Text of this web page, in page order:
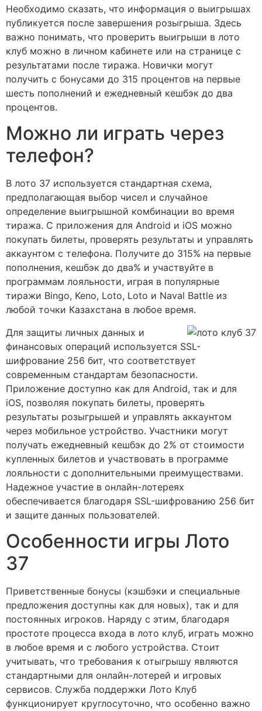
Необходимо сказать, что информация о выигрышах
публикуется после завершения розыгрыша. Здесь
важно понимать, что проверить выигрыши в лото
клуб можно в личном кабинете или на странице с
результатами после тиража. Новички могут
получить с бонусами до 315 процентов на первые
шесть пополнений и ежедневный кешбэк до два
процентов.
Можно ли играть через
телефон?
В лото 37 используется стандартная схема,
предполагающая выбор чисел и случайное
определение выигрышной комбинации во время
тиража. С приложения для Android и iOS можно
покупать билеты, проверять результаты и управлять
аккаунтом с телефона. Получите до 315% на первые
пополнения, кешбэк до два% и участвуйте в
программам лояльности, играя в популярные
тиражи Bingo, Keno, Loto, Loto и Naval Battle из
любой точки Казахстана в любое время.
Для защиты личных данных и
финансовых операций используется SSL-
шифрование 256 бит, что соответствует
современным стандартам безопасности.
Приложение доступно как для Android, так и для
iOS, позволяя покупать билеты, проверять
результаты розыгрышей и управлять аккаунтом
через мобильное устройство. Участники могут
получать ежедневный кешбэк до 2% от стоимости
купленных билетов и участвовать в программе
лояльности с дополнительными преимуществами.
Надежное участие в онлайн-лотереях
обеспечивается благодаря SSL-шифрованию 256 бит
и защите данных пользователей.
Особенности игры Лото
37
Приветственные бонусы (кэшбэки и специальные
предложения доступны как для новых), так и для
постоянных игроков. Наряду с этим, благодаря
простоте процесса входа в лото клуб, играть можно
в любое время и с любого устройства. Стоит
учитывать, что требования к отыгрышу являются
стандартными для онлайн-лотерей и игровых
сервисов. Служба поддержки Лото Клуб
функционирует круглосуточно, что особенно важно